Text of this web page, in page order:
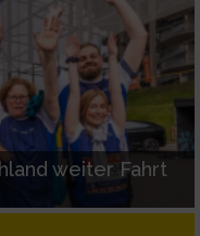
weiter Fahrt